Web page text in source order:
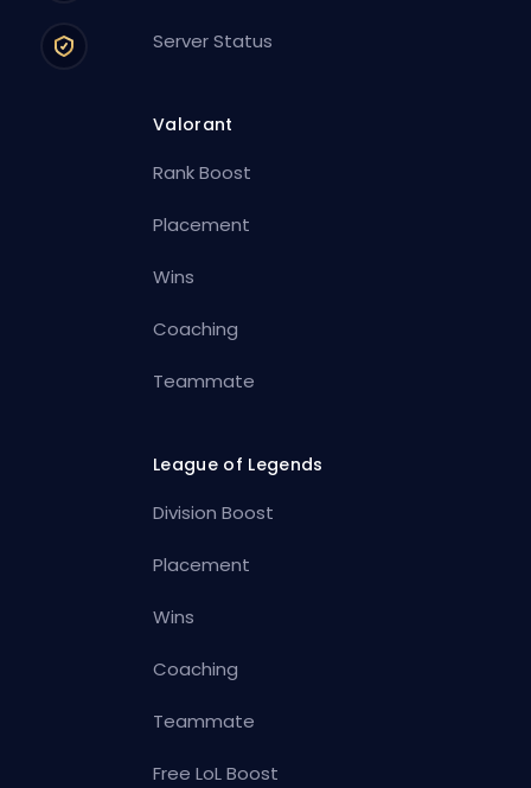
Server Status
Valorant
Rank Boost
Placement
Wins
Coaching
Teammate
League of Legends
Division Boost
Placement
Wins
Coaching
Teammate
Free LoL Boost